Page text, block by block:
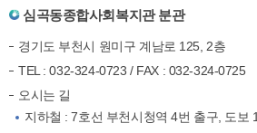
심곡동종합사회복지관 분관
경기도 부천시 원미구 계남로 125, 2층
TEL : 032-324-0723 / FAX : 032-324-0725
오시는 길
지하철 : 7호선 부천시청역 4번 출구, 도보